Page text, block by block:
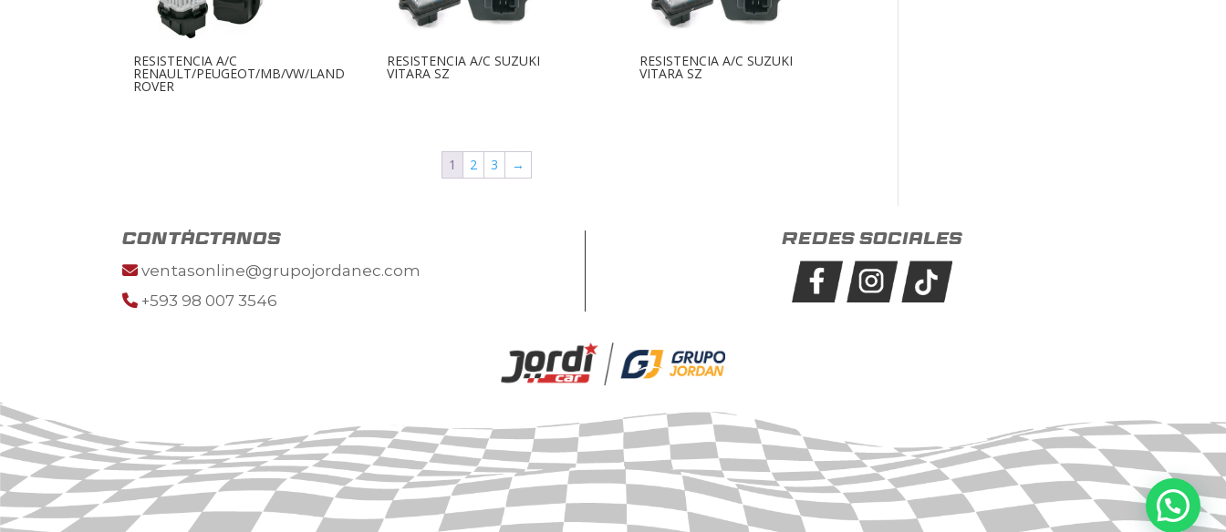
RESISTENCIA A/C
RENAULT/PEUGEOT/MB/VW/LAND
ROVER
RESISTENCIA A/C SUZUKI
VITARA SZ
RESISTENCIA A/C SUZUKI
VITARA SZ
1 2 3 →
contáctanos
ventasonline@grupojordanec.com
+593 98 007 3546
Redes sociales